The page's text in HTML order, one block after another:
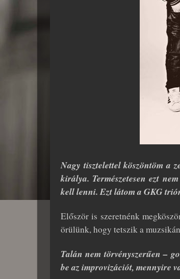
Nagy tisztelettel köszöntöm a
királya. Természetesen ezt
kell lenni. Ezt látom a GKG
Először is szeretnénk
örülünk, hogy tetszik a
Talán nem törvényszerűen –
be az improvizációt, mennyire